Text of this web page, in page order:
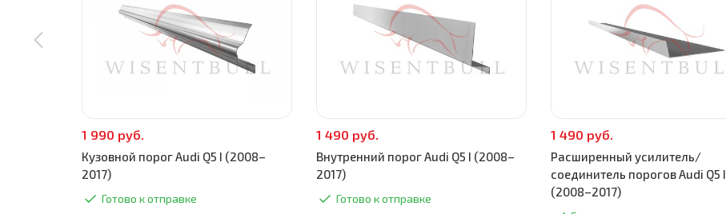
1 990 руб.
Кузовной порог Audi Q5 I (2008–
2017)
Готово к отправке
1 490 руб.
Внутренний порог Audi Q5 I (2008–
2017)
Готово к отправке
1 490 руб.
Расширенный усилитель/
соединитель порогов Audi Q5 I
(2008–2017)